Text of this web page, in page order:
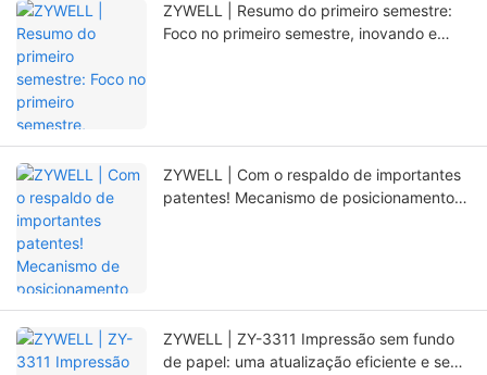
ZYWELL | Resumo do primeiro semestre:
Foco no primeiro semestre, inovando e
ZYWELL | Com o respaldo de importantes
patentes! Mecanismo de posicionamento
ZYWELL | ZY-3311 Impressão sem fundo
de papel: uma atualização eficiente e sem